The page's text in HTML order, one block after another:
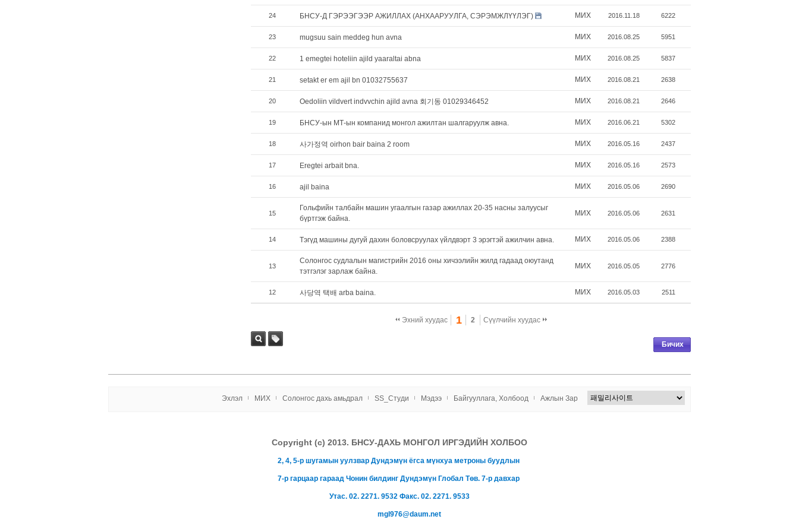
24 БНСУ-Д ГЭРЭЭГЭЭР АЖИЛЛАХ (АНХААРУУЛГА, СЭРЭМЖЛҮҮЛЭГ) МИX 2016.11.18 6222
23 mugsuu sain meddeg hun avna МИX 2016.08.25 5951
22 1 emegtei hoteliin ajild yaaraltai abna МИX 2016.08.25 5837
21 setakt er em ajil bn 01032755637 МИX 2016.08.21 2638
20 Oedoliin vildvert indvvchin ajild avna 회기동 01029346452 МИX 2016.08.21 2646
19 БНСУ-ын МТ-ын компанид монгол ажилтан шалгаруулж авна. МИX 2016.06.21 5302
18 사가정역 oirhon bair baina 2 room МИX 2016.05.16 2437
17 Eregtei arbait bna. МИX 2016.05.16 2573
16 ajil baina МИX 2016.05.06 2690
15
Гольфийн талбайн машин угаалгын газар ажиллах 20-35 насны залуусыг
бүртгэж байна.
МИX 2016.05.06 2631
14 Тэгүд машины дугуй дахин боловсруулах үйлдвэрт 3 эрэгтэй ажилчин авна. МИX 2016.05.06 2388
13
Солонгос судлалын магистрийн 2016 оны хичээлийн жилд гадаад оюутанд
тэтгэлэг зарлаж байна.
МИX 2016.05.05 2776
12 사당역 택배 arba baina. МИX 2016.05.03 2511
Эхний хуудас 1 2 Сүүлчийн хуудас
Бичих
Эxлэл МИX Солонгос даxь амьдрал SS_Студи Мэдээ Байгууллага, Холбоод Ажлын Зар
Copyright (c) 2013. БНСУ-ДАХЬ МОНГОЛ ИРГЭДИЙН ХОЛБОО
2, 4, 5-р шугамын уулзвар Дундэмүн ёгса мүнхуа метроны буудлын
7-р гарцаар гараад Чонин билдинг Дундэмүн Глобал Төв. 7-р давхар
Утас. 02. 2271. 9532 Факс. 02. 2271. 9533
mgl976@daum.net